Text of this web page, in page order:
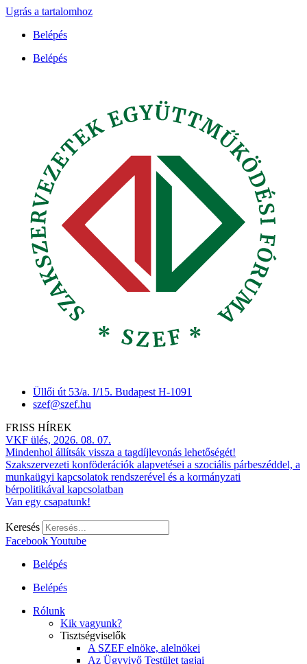
Ugrás a tartalomhoz
Belépés
Belépés
Üllői út 53/a. I/15. Budapest H-1091
szef@szef.hu
FRISS HÍREK
VKF ülés, 2026. 08. 07.
Mindenhol állítsák vissza a tagdíjlevonás lehetőségét!
Szakszervezeti konföderációk alapvetései a szociális párbeszéddel, a
munkaügyi kapcsolatok rendszerével és a kormányzati
bérpolitikával kapcsolatban
Van egy csapatunk!
Keresés
FacebookYoutube
Belépés
Belépés
Rólunk
Kik vagyunk?
Tisztségviselők
A SZEF elnöke, alelnökei
Az Ügyvivő Testület tagjai